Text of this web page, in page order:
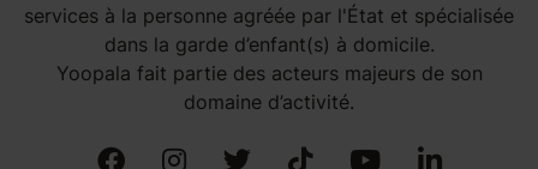
services à la personne agréée par l'État et spécialisée
dans la garde d’enfant(s) à domicile.
Yoopala fait partie des acteurs majeurs de son
domaine d’activité.